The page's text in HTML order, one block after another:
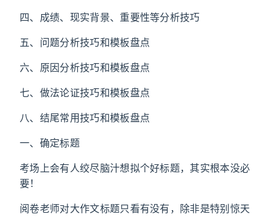
四、成绩、现实背景、重要性等分析技巧
五、问题分析技巧和模板盘点
六、原因分析技巧和模板盘点
七、做法论证技巧和模板盘点
八、结尾常用技巧和模板盘点
一、确定标题
考场上会有人绞尽脑汁想拟个好标题，其实根本没必
要！
阅卷老师对大作文标题只看有没有，除非是特别惊天